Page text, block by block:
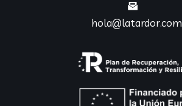
hola@latardor.com